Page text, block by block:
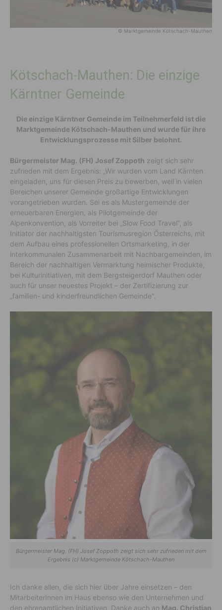
© Marktgemeinde Kötschach-Mauthen
Kötschach-Mauthen: Die einzige
Kärntner Gemeinde
Die einzige Kärntner Gemeinde im Teilnehmerfeld ist die
Marktgemeinde Kötschach-Mauthen und wurde für ihre
Entwicklungsprozesse mit Silber belohnt.
Bürgermeister Mag. (FH) Josef Zoppoth zeigt sich sehr
zufrieden mit dem Ergebnis: „Wir wurden vom Land Kärnten
eingeladen, uns für diesen Preis zu bewerben, weil in vielen
Bereichen unserer Gemeinde großartige Entwicklungen
vorangetrieben wurden. Sei es als Mustergemeinde der
erneuerbaren Energien, als Pilotgemeinde der
Alpenkonvention, als Vorreiter bei „Slow Food Travel“, als
Initiator der nachhaltigsten Tourismusregion Österreichs, mit
dem Aufbau eines professionellen Ortsmarketing, in der
interkommunalen Zusammenarbeit mit Nachbargemeinden, im
Bereich der nachhaltigen Vermarktung heimischer Produkte,
bei Kulturinitiativen, mit dem Bergsteigerdorf Mauthen oder
auch für unser neuestes Projekt – der Zertifizierung zur
„familien- und kinderfreundlichen Gemeinde“.
Bürgermeister Mag. (FH) Josef Zoppoth zeigt sich sehr zufrieden mit dem
Ergebnis (c) Marktgemeinde Kötschach-Mauthen
Ich danke allen, die sich hier über Jahre einsetzen – den
MitarbeiterInnen im Haus ebenso wie den Unternehmen und
den ehrenamtlichen Initiativen. Danke auch an Mag. Christian